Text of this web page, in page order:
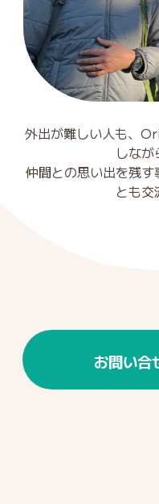
外出が難しい人も、
しなが
仲間との思い出を残
とも交
お問い合